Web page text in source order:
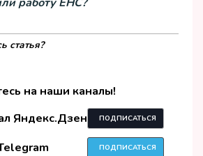
статья?
на наши каналы!
Яндекс.Дзен
ПОДПИСАТЬСЯ
ПОДПИСАТЬСЯ